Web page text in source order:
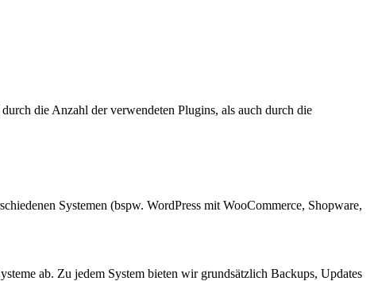
die Anzahl der verwendeten Plugins, als auch durch die
Systemen (bspw. WordPress mit WooCommerce, Shopware,
ab. Zu jedem System bieten wir grundsätzlich Backups, Updates